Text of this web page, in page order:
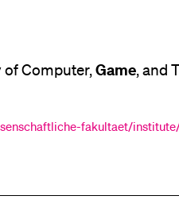
Computer,Game, and
fakultaet/